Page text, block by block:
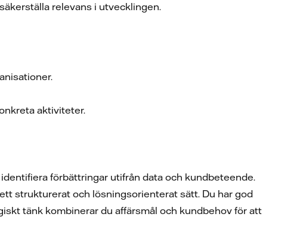
relevans i utvecklingen.
aktiviteter.
förbättringar utifrån data och kundbeteende.
strukturerat och lösningsorienterat sätt. Du har god
tänk kombinerar du affärsmål och kundbehov för att